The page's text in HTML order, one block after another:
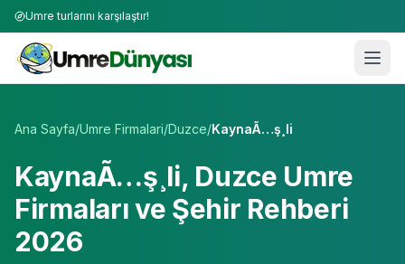
Umre turlarını karşılaştır!
Ana Sayfa/Umre Firmalari/Duzce/KaynaÃ…ş¸li
KaynaÃ…ş¸li, Duzce Umre
Firmaları ve Şehir Rehberi
2026